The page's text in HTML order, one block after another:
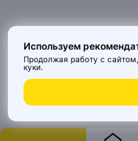
© 2026 MAI HE MAI.
Китая по
Используем
Продолжая работу с
куки.